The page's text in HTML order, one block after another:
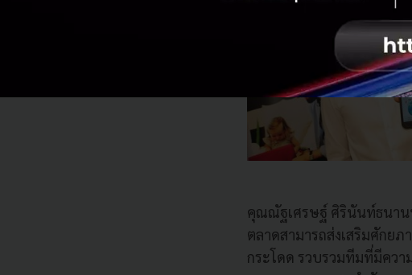
คุณณัฐเศรษฐ์ ศิรินันท์ธนาน
ตลาดสามารถส่งเสริมศักย
กระโดด รวบรวมทีมที่มีคว